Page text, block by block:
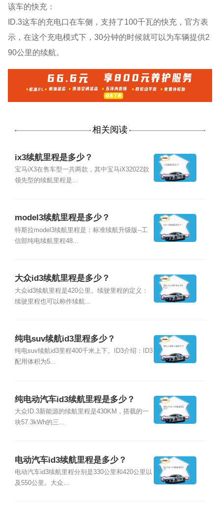
该车的快充：
ID.3这车的充电口在车侧，支持了100千瓦的快充，官方表
示，在这个充电模式下，30分钟的时候就可以为车辆提供2
90公里的续航。
相关阅读
ix3续航里程是多少？
宝马iX3在售车型一共两款，其中宝马iX32022款
领先型的续航里程是...
model3续航里程是多少？
特斯拉model3续航里程是：标准续航升级版--工
信部纯电续航里程48...
大众id3续航里程是多少？
大众id3续航里程是420公里。续驶里程的定义：
续驶里程也可以称作续航...
纯电suv续航id3里程多少？
纯电suv续航id3里程400千米上下。ID3介绍：ID3
配用体积为5...
纯电动汽车id3续航里程是多少？
大众ID.3新能源的续航里程是430KM，搭载的一
块57.3kWh的三...
电动汽车id3续航里程是多少？
电动汽车id3续航里程分别是330公里和420公里以
及550公里。大众...